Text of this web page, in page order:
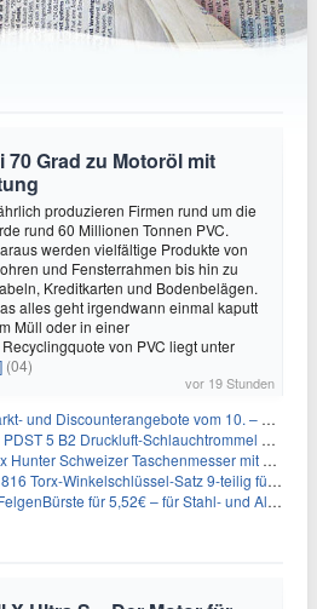
70 Grad zu Motoröl mit
produzieren Firmen rund um die
rund 60 Millionen Tonnen PVC.
werden vielfältige Produkte von
und Fensterrahmen bis hin zu
Kreditkarten und Bodenbelägen.
alles geht irgendwann einmal kaputt
Müll oder in einer
von PVC liegt unter
(04)
vor 19 Stunden
und Discounterangebote vom 10. – 15.08.2026
5 B2 Druckluft-Schlauchtrommel mit 10 m Schlauch für 25,94€
Schweizer Taschenmesser mit 12 Funktionen für 43,99€
Torx-Winkelschlüssel-Satz 9-teilig für 6,45€
für 5,52€ – für Stahl- und Alufelgen